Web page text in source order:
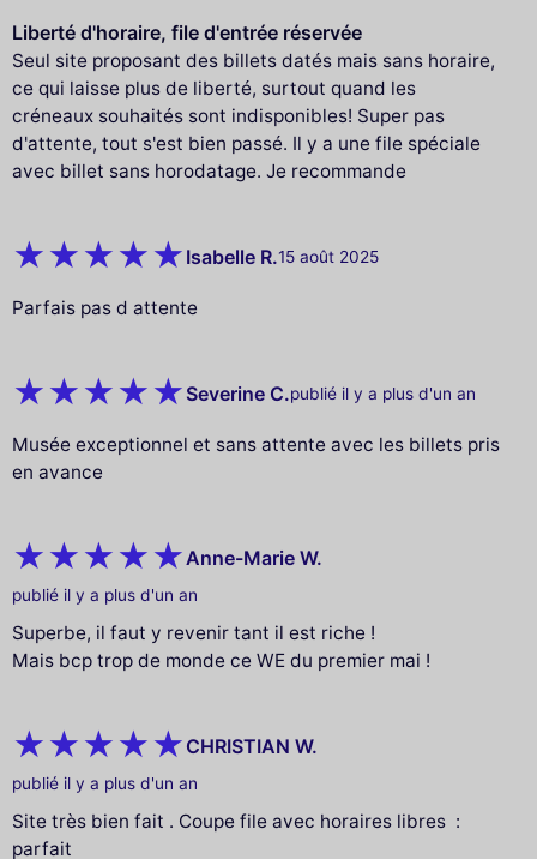
Liberté d'horaire, file d'entrée réservée
Seul site proposant des billets datés mais sans horaire,
ce qui laisse plus de liberté, surtout quand les
créneaux souhaités sont indisponibles! Super pas
d'attente, tout s'est bien passé. Il y a une file spéciale
avec billet sans horodatage. Je recommande
Isabelle R.15 août 2025
Parfais pas d attente
Severine C.publié il y a plus d'un an
Musée exceptionnel et sans attente avec les billets pris
en avance
Anne-Marie W.
publié il y a plus d'un an
Superbe, il faut y revenir tant il est riche !
Mais bcp trop de monde ce WE du premier mai !
CHRISTIAN W.
publié il y a plus d'un an
Site très bien fait . Coupe file avec horaires libres :
parfait